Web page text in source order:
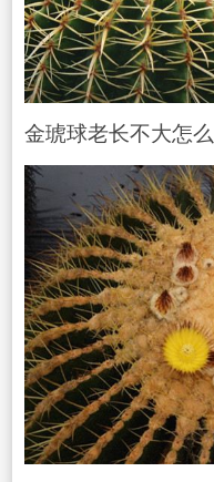
金琥球老长不大怎